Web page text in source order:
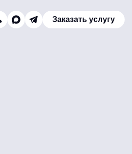
Заказать услугу